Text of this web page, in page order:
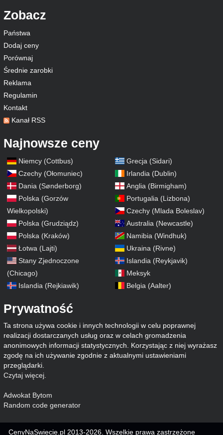
Zobacz
Państwa
Dodaj ceny
Porównaj
Średnie zarobki
Reklama
Regulamin
Kontakt
Kanał RSS
Najnowsze ceny
Niemcy (Cottbus)
Czechy (Ołomuniec)
Dania (Sønderborg)
Polska (Gorzów
Wielkopolski)
Polska (Grudziądz)
Polska (Kraków)
Łotwa (Lajti)
Stany Zjednoczone
(Chicago)
Islandia (Rejkiawik)
Grecja (Sidari)
Irlandia (Dublin)
Anglia (Birmigham)
Portugalia (Lizbona)
Czechy (Mlada Boleslav)
Australia (Newcastle)
Namibia (Windhuk)
Ukraina (Rivne)
Islandia (Reykjavik)
Meksyk
Belgia (Aalter)
Prywatność
Ta strona używa cookie i innych technologii w celu poprawnej
realizacji dostarczanych usług oraz w celach gromadzenia
anonimowych informacji statystycznych. Korzystając z niej wyrażasz
zgodę na ich używanie zgodnie z aktualnymi ustawieniami
przeglądarki.
Czytaj więcej
Adwokat Bytom
Random code generator
CenyNaSwiecie.pl 2013-2026. Wszelkie prawa zastrzeżone